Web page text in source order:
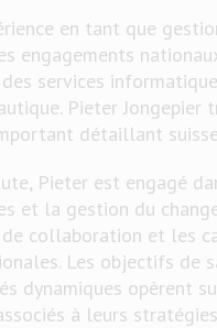
en tant que
engagements
services
Pieter
détaillant
Pieter est engagé
et la gestion du
collaboration et les
Les objectifs de
dynamiques opèrent
à leurs